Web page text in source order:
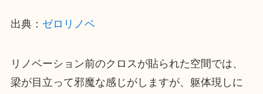
出典： ゼロリノベ
リノベーション前のクロスが貼られた空間では、
梁が目立って邪魔な感じがしますが、躯体現しに